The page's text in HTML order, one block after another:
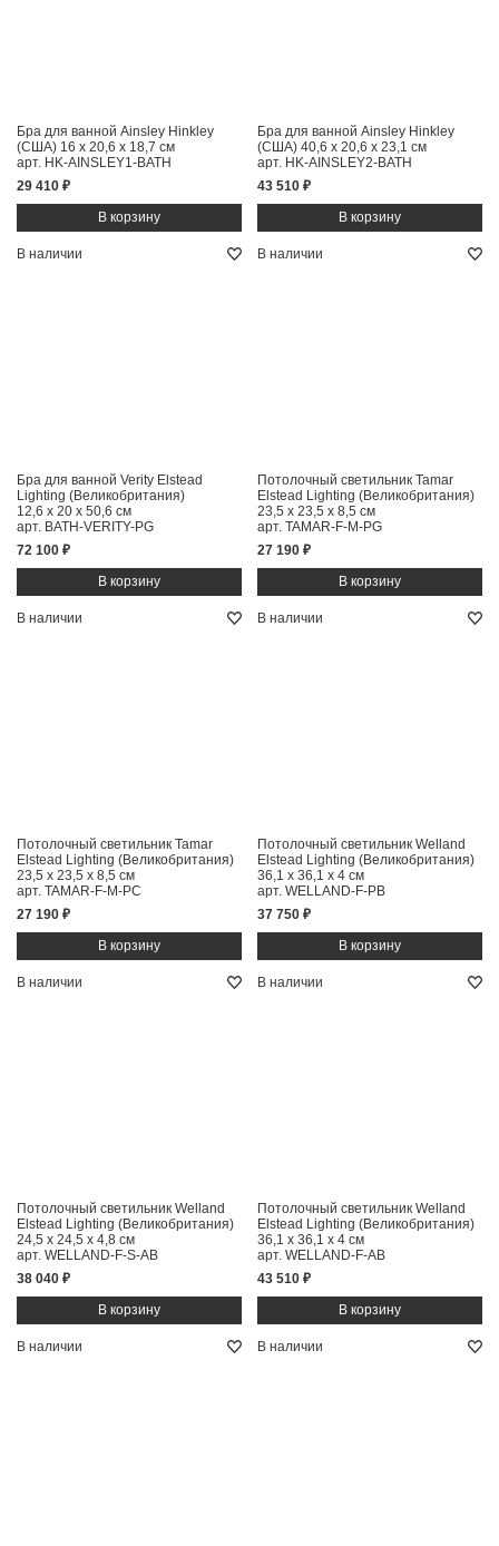
Бра для ванной Ainsley Hinkley
(США) 16 x 20,6 x 18,7 см
арт. HK-AINSLEY1-BATH
29 410 ₽
Бра для ванной Ainsley Hinkley
(США) 40,6 x 20,6 x 23,1 см
арт. HK-AINSLEY2-BATH
43 510 ₽
В наличии
Бра для ванной Verity Elstead
Lighting (Великобритания)
12,6 x 20 x 50,6 см
арт. BATH-VERITY-PG
72 100 ₽
В наличии
Потолочный светильник Tamar
Elstead Lighting (Великобритания)
23,5 x 23,5 x 8,5 см
арт. TAMAR-F-M-PG
27 190 ₽
В наличии
Потолочный светильник Tamar
Elstead Lighting (Великобритания)
23,5 x 23,5 x 8,5 см
арт. TAMAR-F-M-PC
27 190 ₽
В наличии
Потолочный светильник Welland
Elstead Lighting (Великобритания)
36,1 x 36,1 x 4 см
арт. WELLAND-F-PB
37 750 ₽
В наличии
Потолочный светильник Welland
Elstead Lighting (Великобритания)
24,5 x 24,5 x 4,8 см
арт. WELLAND-F-S-AB
38 040 ₽
В наличии
Потолочный светильник Welland
Elstead Lighting (Великобритания)
36,1 x 36,1 x 4 см
арт. WELLAND-F-AB
43 510 ₽
В наличии В наличии